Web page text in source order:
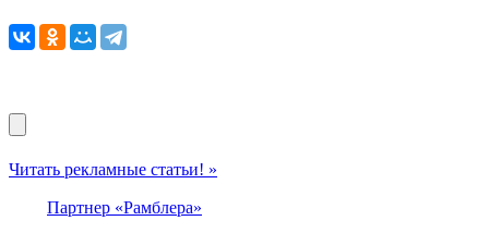
Читать рекламные статьи! »
Партнер «Рамблера»